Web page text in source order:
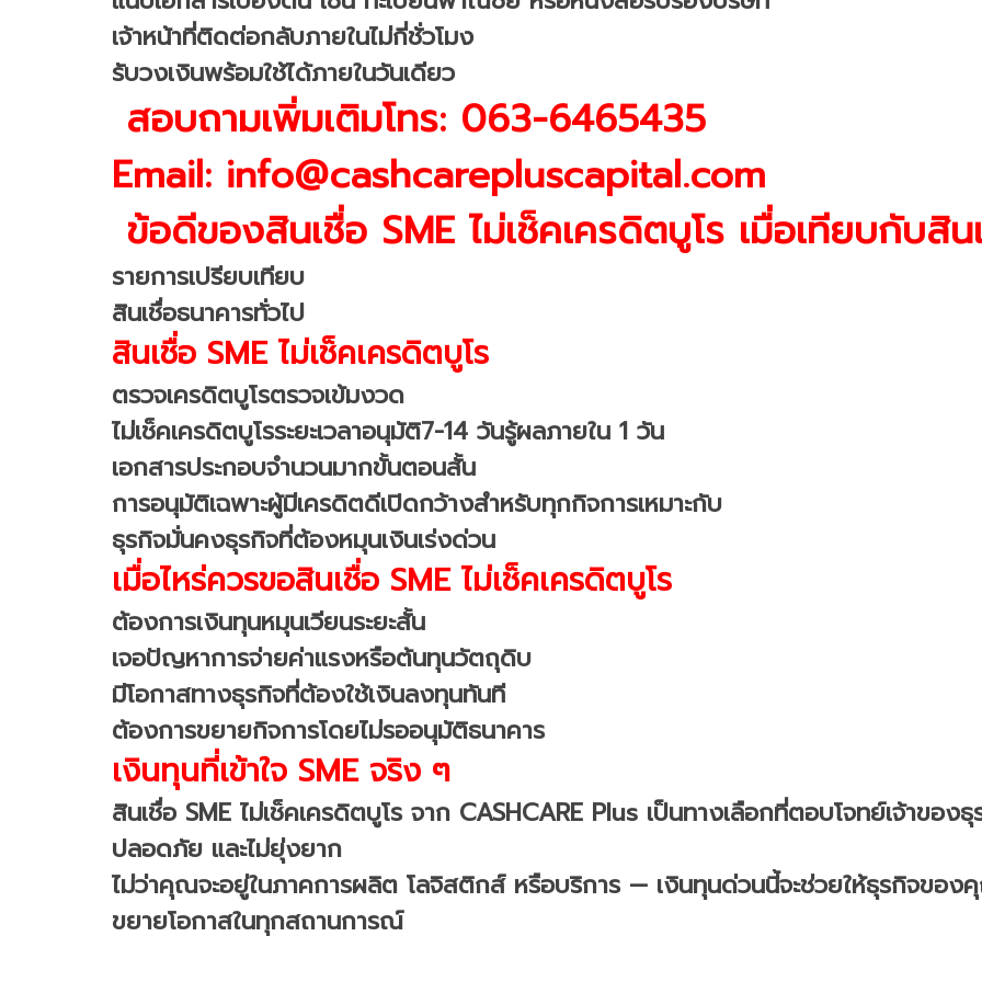
เจ้าหน้าที่ติดต่อกลับภายในไม่กี่ชั่วโมง
รับวงเงินพร้อมใช้ได้ภายในวันเดียว
สอบถามเพิ่มเติมโทร: 063-6465435
Email: info@cashcarepluscapital.com
ข้อดีของสินเชื่อ SME ไม่เช็คเครดิตบูโร เมื่อเทียบกับสิน
รายการเปรียบเทียบ
สินเชื่อธนาคารทั่วไป
สินเชื่อ SME ไม่เช็คเครดิตบูโร
ตรวจเครดิตบูโรตรวจเข้มงวด
ไม่เช็คเครดิตบูโรระยะเวลาอนุมัติ7-14 วันรู้ผลภายใน 1 วัน
เอกสารประกอบจำนวนมากขั้นตอนสั้น
การอนุมัติเฉพาะผู้มีเครดิตดีเปิดกว้างสำหรับทุกกิจการเหมาะกับ
ธุรกิจมั่นคงธุรกิจที่ต้องหมุนเงินเร่งด่วน
เมื่อไหร่ควรขอสินเชื่อ SME ไม่เช็คเครดิตบูโร
ต้องการเงินทุนหมุนเวียนระยะสั้น
เจอปัญหาการจ่ายค่าแรงหรือต้นทุนวัตถุดิบ
มีโอกาสทางธุรกิจที่ต้องใช้เงินลงทุนทันที
ต้องการขยายกิจการโดยไม่รออนุมัติธนาคาร
เงินทุนที่เข้าใจ SME จริง ๆ
สินเชื่อ SME ไม่เช็คเครดิตบูโร จาก CASHCARE Plus เป็นทางเลือกที่ตอบโจทย์เจ้าของ
ปลอดภัย และไม่ยุ่งยาก
ไม่ว่าคุณจะอยู่ในภาคการผลิต โลจิสติกส์ หรือบริการ — เงินทุนด่วนนี้จะช่วยให้ธุรกิจขอ
ขยายโอกาสในทุกสถานการณ์